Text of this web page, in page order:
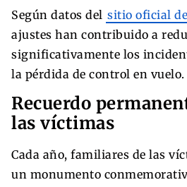
Según datos del sitio oficial
ajustes han contribuido a
significativamente los
la pérdida de control en vuelo.
Recuerdo
las víctimas
Cada año, familiares de las
un monumento